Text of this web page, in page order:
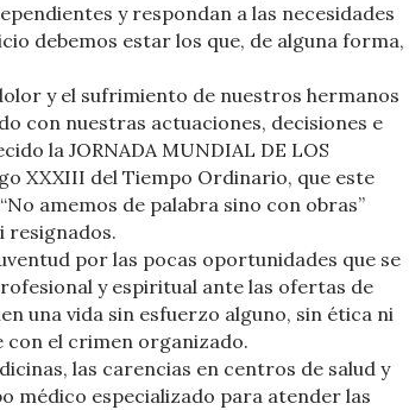
y respondan a las necesidades
debemos estar los que, de alguna forma,
y el sufrimiento de nuestros hermanos
con nuestras actuaciones, decisiones e
la JORNADA MUNDIAL DE LOS
XXXIII del Tiempo Ordinario, que este
amemos de palabra sino con obras”
resignados.
por las pocas oportunidades que se
y espiritual ante las ofertas de
una vida sin esfuerzo alguno, sin ética ni
el crimen organizado.
las carencias en centros de salud y
médico especializado para atender las